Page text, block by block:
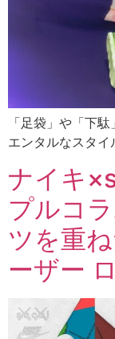
「足袋」や「下
エンタルなスタイ
ナイキ
プルコ
ツを重
ーザー